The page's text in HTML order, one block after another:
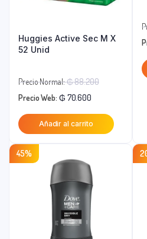
Huggies Active Sec M X
52 Unid
Precio Normal:₲88.200El
original
era:
₲ 88.200.
Precio Web: ₲ 70.600
precio
actual
₲ 70.600.
Añadir al carrito
45%